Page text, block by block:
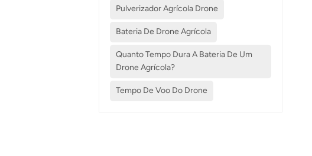
Pulverizador Agrícola Drone
Bateria De Drone Agrícola
Quanto Tempo Dura A Bateria De Um
Drone Agrícola?
Tempo De Voo Do Drone